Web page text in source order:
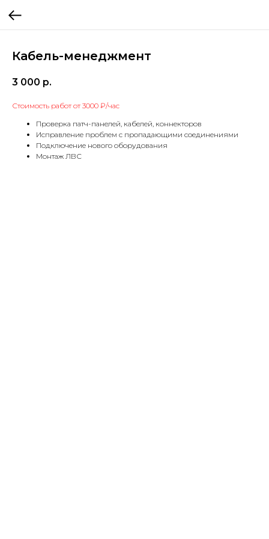
Кабель-менеджмент
3 000 р.
Стоимость работ от 3000 ₽/час
Проверка патч-панелей, кабелей, коннекторов
Исправление проблем с пропадающими соединениями
Подключение нового оборудования
Монтаж ЛВС